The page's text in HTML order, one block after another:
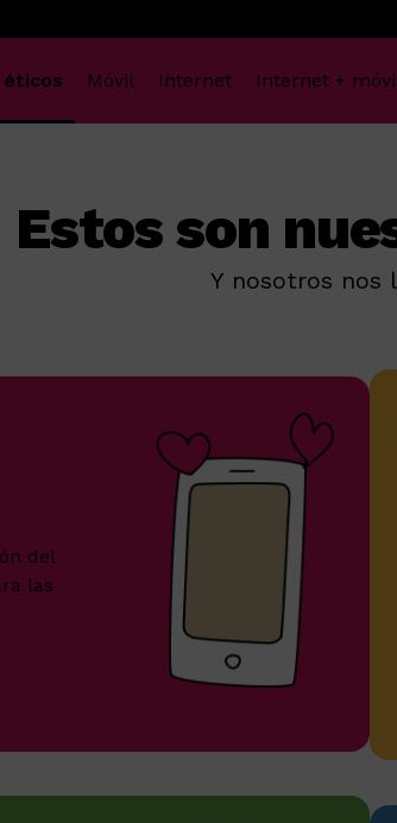
éticos Móvil Internet Internet +
Estos son
Y nosotros nos
del
las